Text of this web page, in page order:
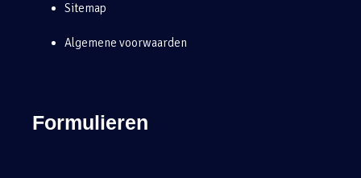
Sitemap
Algemene voorwaarden
Formulieren